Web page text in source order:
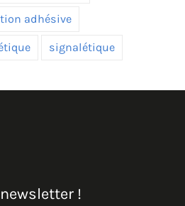
adhésive
signalétique
!